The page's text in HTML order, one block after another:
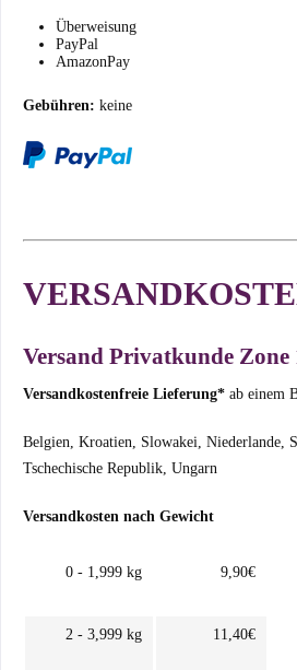
Überweisung
PayPal
AmazonPay
Gebühren: keine
Versand Privatkunde Zone
Versandkostenfreie Lieferung* ab einem
Belgien, Kroatien, Slowakei, Niederlande,
Tschechische Republik, Ungarn
Versandkosten nach Gewicht
0 - 1,999 kg 9,90€
2 - 3,999 kg 11,40€